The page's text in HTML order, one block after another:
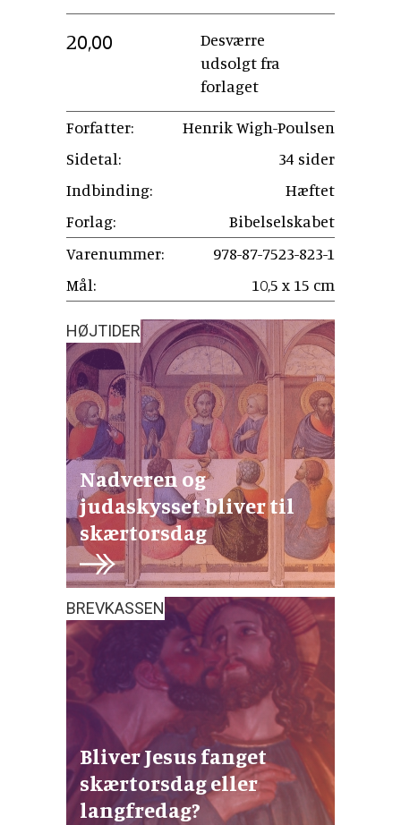
20,00
Desværre
udsolgt fra
forlaget
Forfatter:
Henrik Wigh-Poulsen
Sidetal:
34 sider
Indbinding:
Hæftet
Forlag:
Bibelselskabet
Varenummer:
978-87-7523-823-1
Mål:
10,5 x 15 cm
HØJTIDER
Nadveren og
judaskysset bliver til
skærtorsdag
BREVKASSEN
Bliver Jesus fanget
skærtorsdag eller
langfredag?